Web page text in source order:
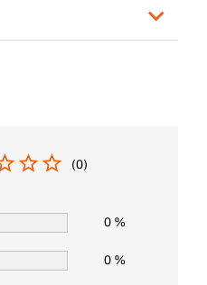
(0)
0 %
0 %